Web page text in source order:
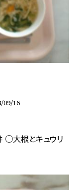
09/16
大根とキュウリ